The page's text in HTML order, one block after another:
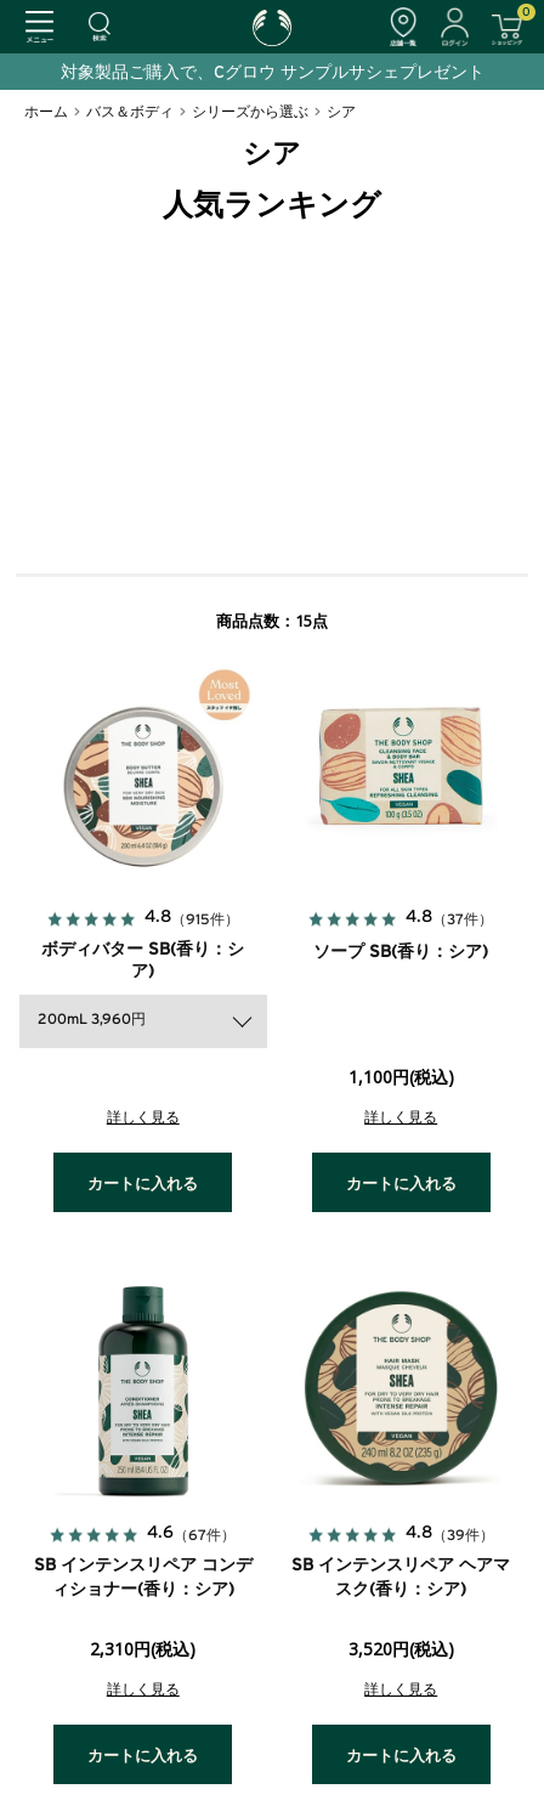
0
対象製品ご購入で、Cグロウ サンプルサシェプレゼント
ホーム > バス＆ボディ > シリーズから選ぶ > シア
シア
人気ランキング
商品点数： 15点
4.8（915件）
ボディバター SB(香り：シ
ア)
200mL 3,960円
詳しく見る
カートに入れる
4.8 （37件）
ソープ SB(香り：シア)
1,100円(税込)
詳しく見る
カートに入れる
4.6 （67件）
SB インテンスリペア コンデ
ィショナー(香り：シア)
2,310円(税込)
詳しく見る
カートに入れる
4.8（39件）
SB インテンスリペア ヘアマ
スク(香り：シア)
3,520円(税込)
詳しく見る
カートに入れる